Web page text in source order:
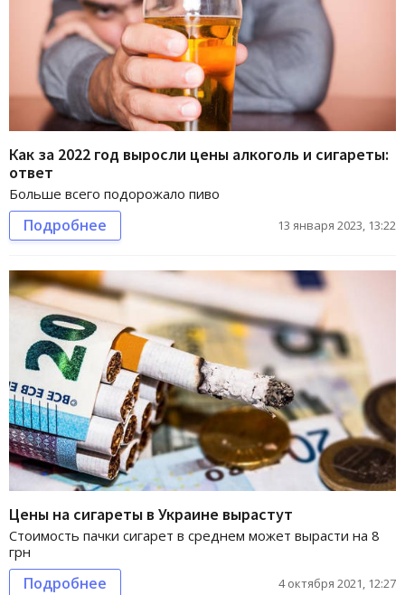
Как за 2022 год выросли цены алкоголь и сигареты:
ответ
Больше всего подорожало пиво
Подробнее 13 января 2023, 13:22
Цены на сигареты в Украине вырастут
Стоимость пачки сигарет в среднем может вырасти на 8
грн
Подробнее 4 октября 2021, 12:27